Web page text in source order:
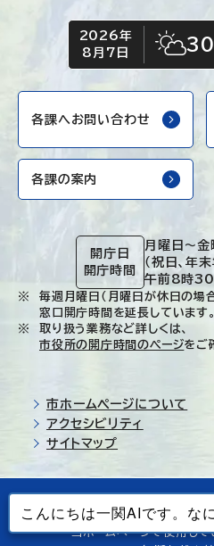
今日の日付
2026年
8月7日
今日の天気
晴れ時々
各課へお問い合わせ
各課の案内
開庁日
開庁時間
月曜日～金
（祝日、年
午前8時
毎週月曜日（月曜日が休日の場
窓口開庁時間を延長しています。
取り扱う業務など詳しくは、
市役所の開庁時間のページをご
市ホームページについて
アクセシビリティ
サイトマップ
© Ichinoseki-city.
当ホームページで使用し